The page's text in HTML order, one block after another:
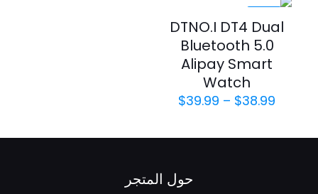
DTNO.I DT4 Dual
Bluetooth 5.0
Alipay Smart
Watch
$38.99
–
$39.99
حول المتجر